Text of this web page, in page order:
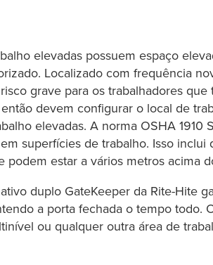
elevadas possuem espaço
Localizado com frequência
grave para os trabalhadores
devem configurar o local de
elevadas. A norma OSHA
superfícies de trabalho. Isso
podem estar a vários metros acima
duplo GateKeeper da Rite-Hite
a porta fechada o tempo todo.
ou qualquer outra área de